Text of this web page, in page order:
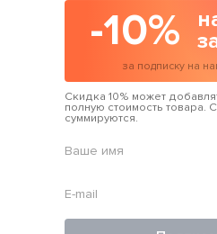
-10%
за подписку на
Скидка 10% может
полную стоимость товара.
суммируются.